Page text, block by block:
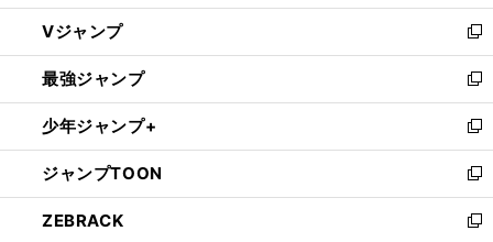
ウ
ィ
ン
ド
ウ
で
開
く
し
い
ウ
ィ
ン
ド
ウ
で
開
く
Vジャンプ
新
し
い
ウ
ィ
ン
ド
ウ
で
最強ジャンプ
新
し
い
ウ
ィ
ン
ド
少年ジャンプ+
新
し
い
ウ
ィ
ジャンプTOON
新
し
い
ZEBRACK
新